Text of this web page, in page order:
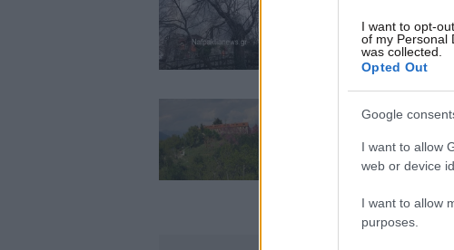
I want to opt-
of my Personal
was collected.
Opted Out
Google
I want to allow
web or device
I want to allow
purposes.
Φωτιά εκδηλώθηκε σε